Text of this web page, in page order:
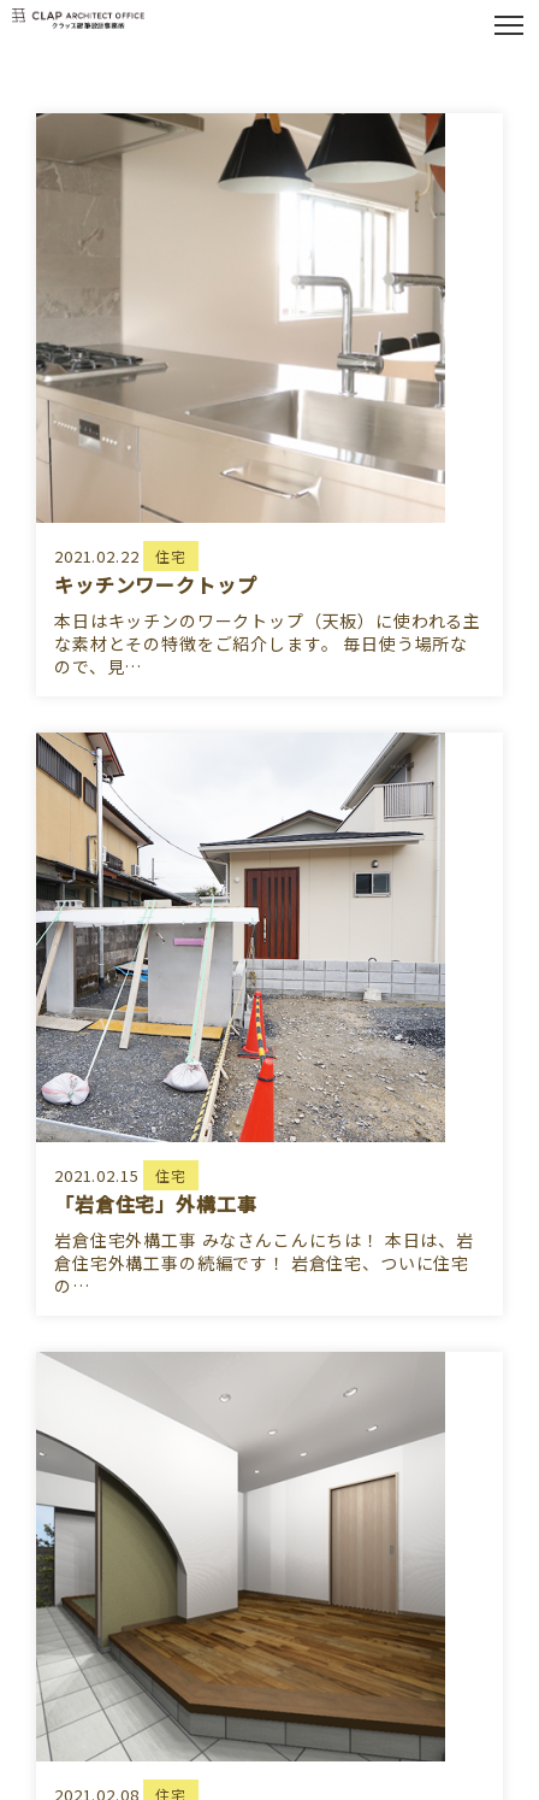
2021.02.22 住宅
キッチンワークトップ
本日はキッチンのワークトップ（天板）に使われる主
な素材とその特徴をご紹介します。 毎日使う場所な
ので、見…
2021.02.15 住宅
「岩倉住宅」外構工事
岩倉住宅外構工事 みなさんこんにちは！ 本日は、岩
倉住宅外構工事の続編です！ 岩倉住宅、ついに住宅
の…
2021.02.08 住宅